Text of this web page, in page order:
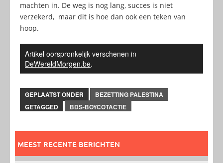
machten in. De weg is nog lang, succes is niet
verzekerd, maar dit is hoe dan ook een teken van
hoop.
Artikel oorspronkelijk verschenen in
DeWereldMorgen.be.
GEPLAATST ONDER
BEZETTING PALESTINA
GETAGGED
BDS-BOYCOTACTIE
MEEST RECENTE BERICHTEN